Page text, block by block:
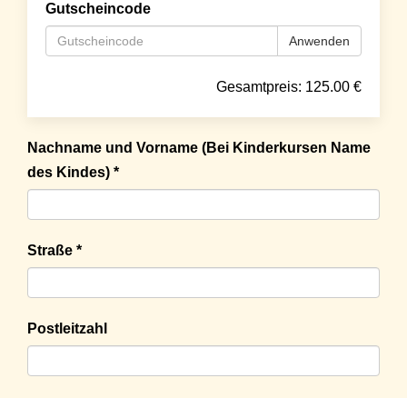
Gutscheincode
Anwenden
Gesamtpreis: 125.00 €
Nachname und Vorname (Bei Kinderkursen Name
des Kindes) *
Straße *
Postleitzahl